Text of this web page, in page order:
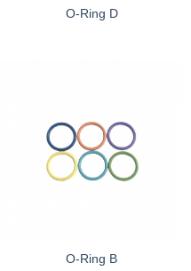
O-Ring D
O-Ring B